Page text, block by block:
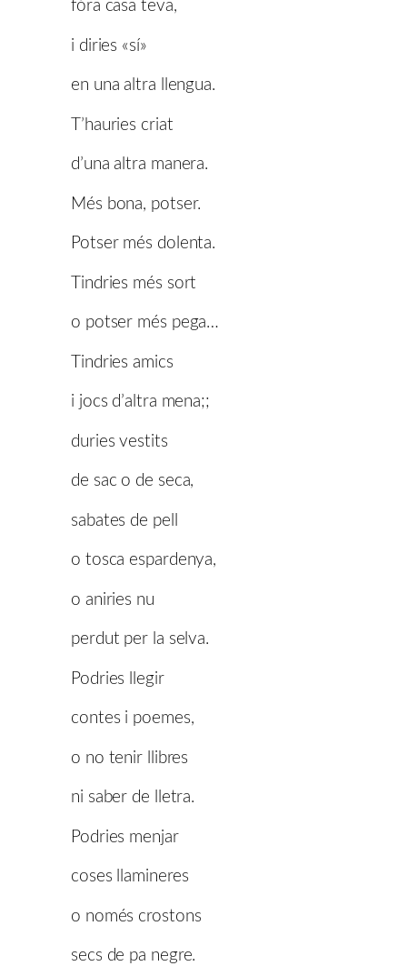
fóra casa teva,
i diries «sí»
en una altra llengua.
T’hauries criat
d’una altra manera.
Més bona, potser.
Potser més dolenta.
Tindries més sort
o potser més pega…
Tindries amics
i jocs d’altra mena;;
duries vestits
de sac o de seca,
sabates de pell
o tosca espardenya,
o aniries nu
perdut per la selva.
Podries llegir
contes i poemes,
o no tenir llibres
ni saber de lletra.
Podries menjar
coses llamineres
o només crostons
secs de pa negre.